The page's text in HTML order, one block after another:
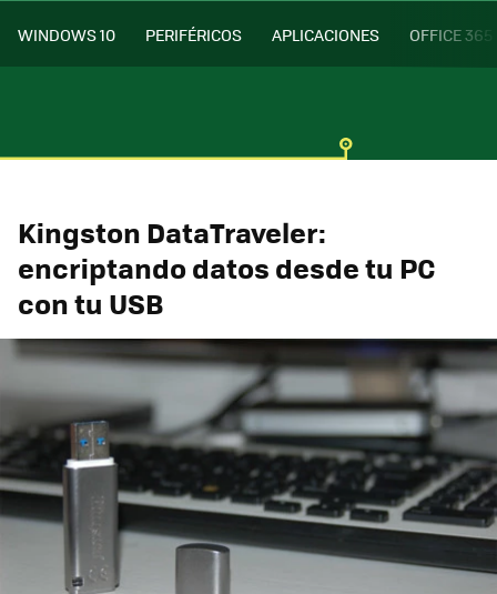
WINDOWS 10 PERIFÉRICOS APLICACIONES OFFICE 365
Kingston DataTraveler:
encriptando datos desde tu PC
con tu USB